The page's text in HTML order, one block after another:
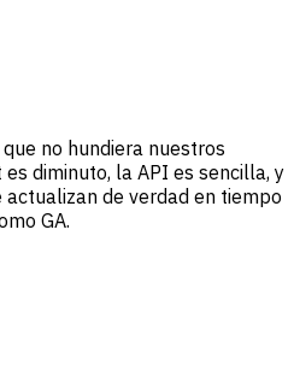
no hundiera nuestros
diminuto, la API es sencilla, y
de verdad en tiempo
GA.